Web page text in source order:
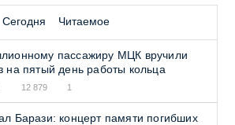
Сегодня Читаемое
пассажиру МЦК вручили
на пятый день работы кольца
12 879 1
Барази: концерт памяти погибших